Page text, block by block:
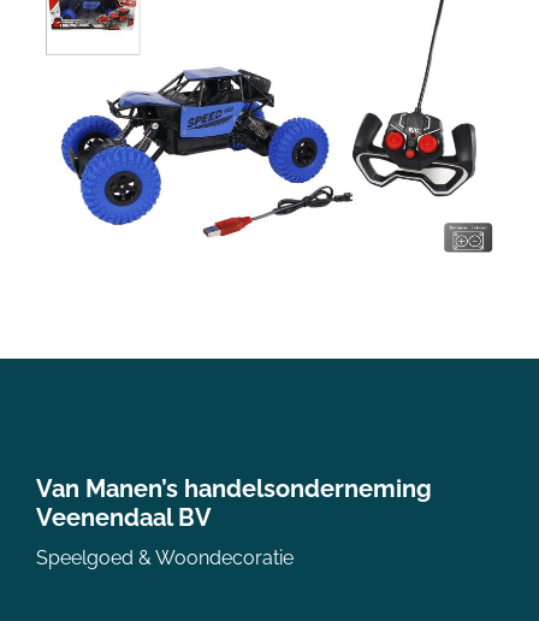
Van Manen’s handelsonderneming
Veenendaal BV
Speelgoed & Woondecoratie